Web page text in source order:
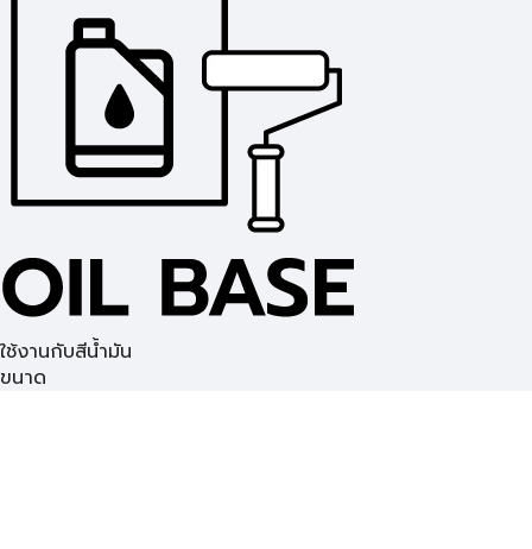
ใช้งานกับสีน้ำมัน
ขนาด